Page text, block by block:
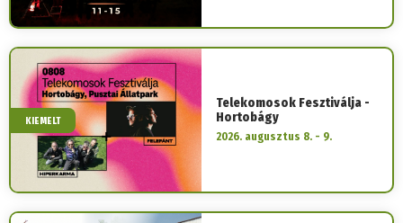
KIEMELT
Telekomosok Fesztiválja -
Hortobágy
2026. augusztus 8. - 9.